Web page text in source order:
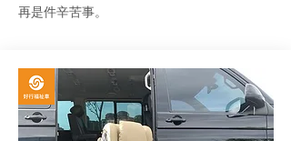
再是件辛苦事。